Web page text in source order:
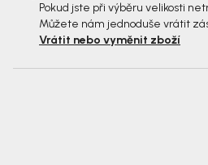
Pokud jste při výběru velikosti
Můžete nám jednoduše vrátit
Vrátit nebo vyměnit zboží